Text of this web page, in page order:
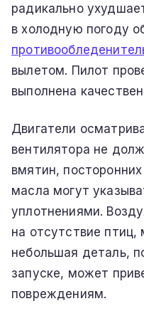
радикально
в холодную погоду
вылетом. Пилот
выполнена
Двигатели
вентилятора не
вмятин,
масла могут
уплотнениями.
на отсутствие
небольшая деталь,
запуске, может
повреждениям.